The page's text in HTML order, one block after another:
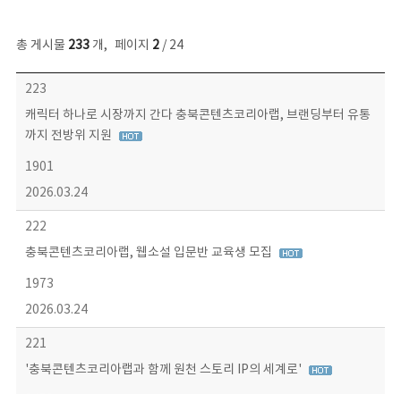
총 게시물 233개, 페이지 2/ 24
보도자료 목록 - 번호, 제목, 작성자, 파일, 조회수, 작성일 정보 제공
223
캐릭터 하나로 시장까지 간다 충북콘텐츠코리아랩, 브랜딩부터 유통
까지 전방위 지원
1901
2026.03.24
222
충북콘텐츠코리아랩, 웹소설 입문반 교육생 모집
1973
2026.03.24
221
'충북콘텐츠코리아랩과 함께 원천 스토리 IP의 세계로'